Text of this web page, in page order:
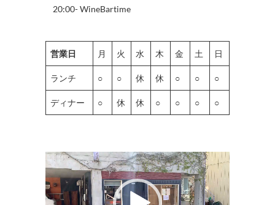
20:00- WineBartime
営業日 月 火 水 木 金 土 日
ランチ ○ ○ 休 休 ○ ○ ○
ディナー ○ 休 休 ○ ○ ○ ○
動
画
プ